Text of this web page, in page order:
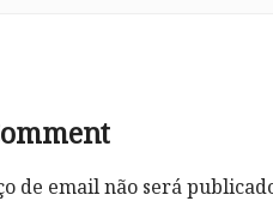
de email não será